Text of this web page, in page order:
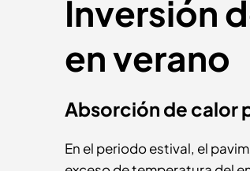
Inversión
en verano
Absorción de calor
En el periodo estival, el